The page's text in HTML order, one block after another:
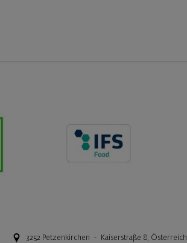
3252 Petzenkirchen - Kaiserstraße 8, Österreich